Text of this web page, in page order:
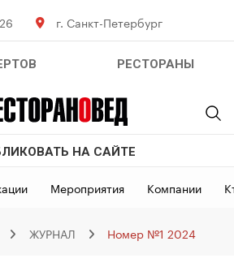
г. Санкт-Петербург
РЕСТОРАНЫ
НА САЙТЕ
Мероприятия Компании
ЖУРНАЛ Номер №1 2024